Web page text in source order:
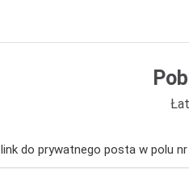
do prywatnego posta w polu nr